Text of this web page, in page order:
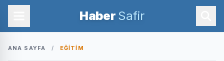
Haber Safir
ANA SAYFA / EĞİTİM